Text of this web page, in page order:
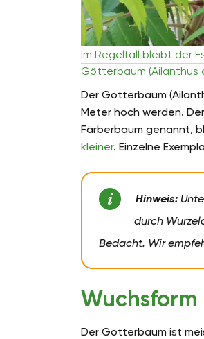
Im Regelfall bleibt der
Götterbaum (Ailanthus
Der Götterbaum
Meter hoch werden. Der
Färberbaum genannt,
kleiner. Einzelne
Hinweis:
durch
Bedacht. Wir
Wuchsform
Der Götterbaum ist